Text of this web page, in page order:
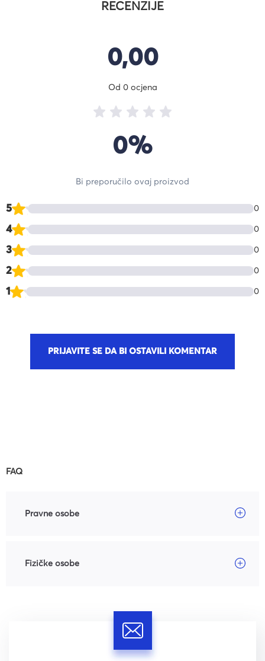
RECENZIJE
5 0
4 0
3 0
2 0
1 0
0,00
Od 0 ocjena
0%
Bi preporučilo ovaj proizvod
PRIJAVITE SE DA BI OSTAVILI KOMENTAR
FAQ
Pravne osobe
Fizičke osobe